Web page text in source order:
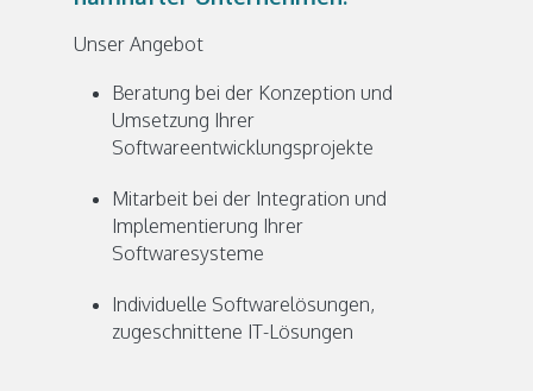
Unser Angebot
Beratung bei der Konzeption und
Umsetzung Ihrer
Softwareentwicklungsprojekte
Mitarbeit bei der Integration und
Implementierung Ihrer
Softwaresysteme
Individuelle Softwarelösungen,
zugeschnittene IT-Lösungen